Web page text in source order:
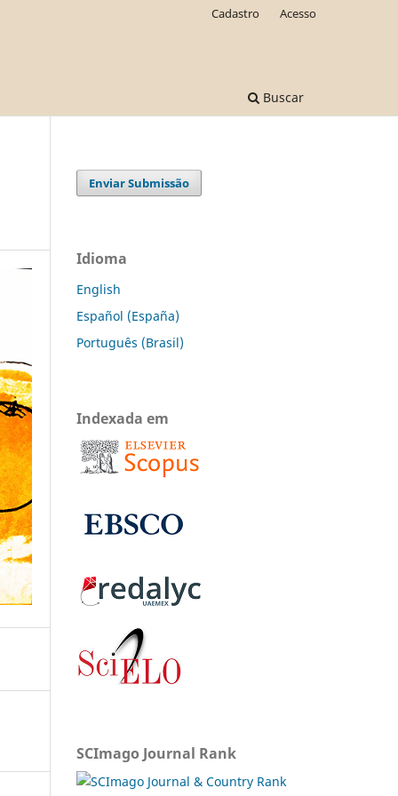
Buscar
Cadastro Acesso
Enviar Submissão
Idioma
English
Español (España)
Português (Brasil)
Indexada em
SCImago Journal Rank